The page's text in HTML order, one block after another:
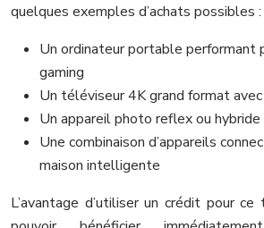
quelques exemples d’achats possibles :
Un ordinateur portable performant
gaming
Un téléviseur 4K grand format
Un appareil photo reflex ou
Une combinaison d’appareils
maison intelligente
L’avantage d’utiliser un crédit pour